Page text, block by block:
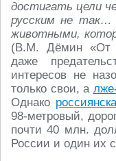
достигать цели
русским не
животными,
(В.М. Дёмин «От
даже
интересов не
только свои, а
Однако
98-метровый,
почти 40 млн.
России и один их